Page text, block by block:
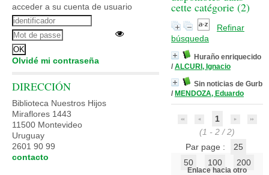
cette catégorie (2)
Refinar
búsqueda
Huraño enriquecido
/ ALCURI, Ignacio
Sin noticias de Gurb
/ MENDOZA, Eduardo
1
(1 - 2 / 2)
Par page :
25
50
100 200
Enlace hacia otro
acceder a su cuenta de usuario
Olvidé mi contraseña
DIRECCIÓN
Biblioteca Nuestros Hijos
Miraflores 1443
11500 Montevideo
Uruguay
2601 90 99
contacto